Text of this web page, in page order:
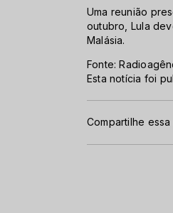
Uma reunião
outubro, Lula
Malásia.
Fonte:
Esta notícia foi
Compartilhe essa